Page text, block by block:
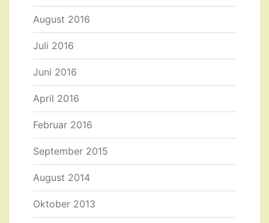
August 2016
Juli 2016
Juni 2016
April 2016
Februar 2016
September 2015
August 2014
Oktober 2013